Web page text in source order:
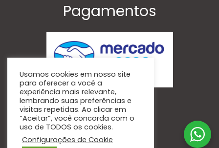
Pagamentos
Siga-Nos
Usamos cookies em nosso site
para oferecer a você a
experiência mais relevante,
lembrando suas preferências e
visitas repetidas. Ao clicar em
“Aceitar”, você concorda com o
uso de TODOS os cookies.
Configurações de Cookie